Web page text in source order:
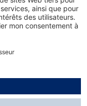
livraison standard